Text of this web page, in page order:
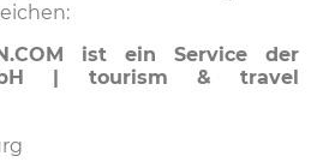
ist ein Service der
| tourism & travel